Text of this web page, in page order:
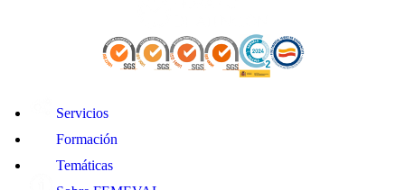
Servicios
Formación
Temáticas